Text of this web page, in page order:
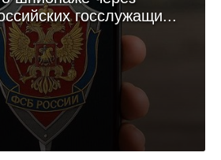
госслужащи...